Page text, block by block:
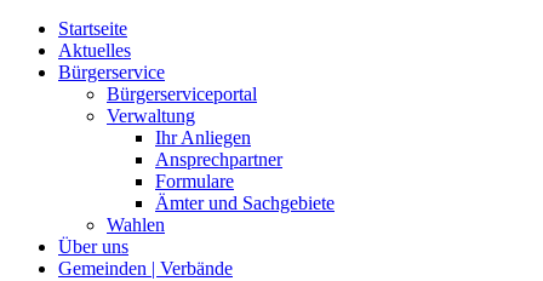
Startseite
Aktuelles
Bürgerservice
Bürgerserviceportal
Verwaltung
Ihr Anliegen
Ansprechpartner
Formulare
Ämter und Sachgebiete
Wahlen
Über uns
Gemeinden | Verbände